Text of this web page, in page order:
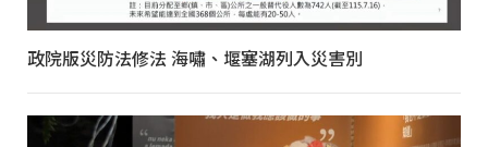
政院版災防法修法 海嘯、堰塞湖列入災害別